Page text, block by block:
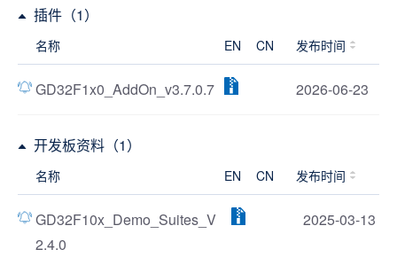
插件（1）
名称 EN CN 发布时间
GD32F1x0_AddOn_v3.7.0.7 2026-06-23
开发板资料（1）
名称 EN CN 发布时间
GD32F10x_Demo_Suites_V
2.4.0
2025-03-13